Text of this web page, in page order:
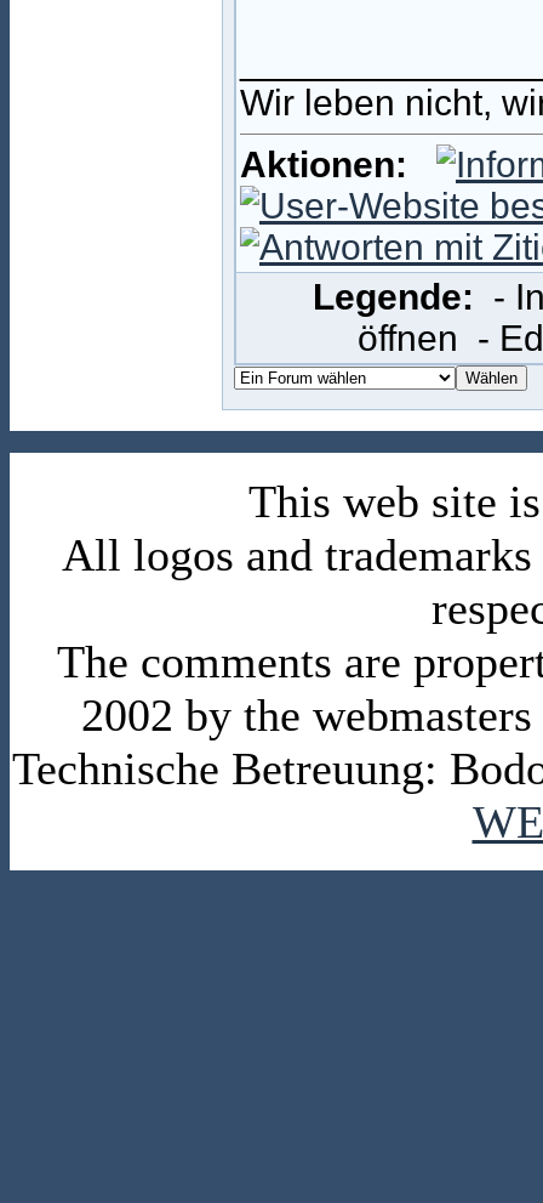
Wir leben nicht,
Aktionen:
Legende: -
öffnen -
This web site
All logos and
The comments are
2002 by the
Technische Betreuung: